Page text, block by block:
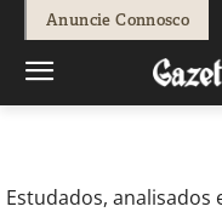
Anuncie Connosco
Redação - 11 de
Estudados,